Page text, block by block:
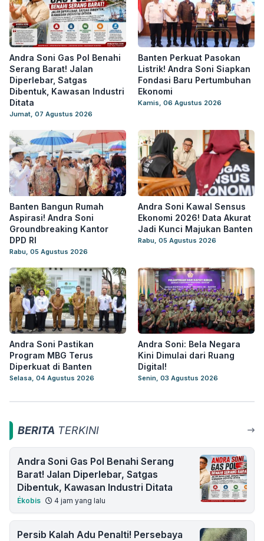
Andra Soni Gas Pol Benahi
Serang Barat! Jalan
Diperlebar, Satgas
Dibentuk, Kawasan Industri
Ditata
Jumat, 07 Agustus 2026
Banten Perkuat Pasokan
Listrik! Andra Soni Siapkan
Fondasi Baru Pertumbuhan
Ekonomi
Kamis, 06 Agustus 2026
Banten Bangun Rumah
Aspirasi! Andra Soni
Groundbreaking Kantor
DPD RI
Rabu, 05 Agustus 2026
Andra Soni Kawal Sensus
Ekonomi 2026! Data Akurat
Jadi Kunci Majukan Banten
Rabu, 05 Agustus 2026
Andra Soni Pastikan
Program MBG Terus
Diperkuat di Banten
Selasa, 04 Agustus 2026
Andra Soni: Bela Negara
Kini Dimulai dari Ruang
Digital!
Senin, 03 Agustus 2026
BERITA TERKINI
Andra Soni Gas Pol Benahi Serang
Barat! Jalan Diperlebar, Satgas
Dibentuk, Kawasan Industri Ditata
Ékobis 4 jam yang lalu
Persib Kalah Adu Penalti! Persebaya